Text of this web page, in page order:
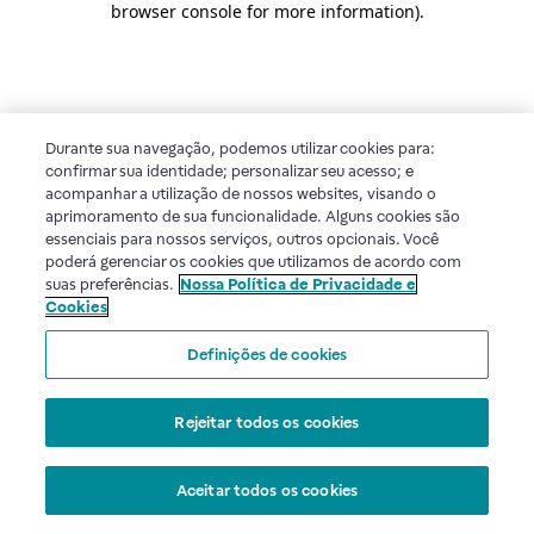
browser console for more information).
Durante sua navegação, podemos utilizar cookies para:
confirmar sua identidade; personalizar seu acesso; e
acompanhar a utilização de nossos websites, visando o
aprimoramento de sua funcionalidade. Alguns cookies são
essenciais para nossos serviços, outros opcionais. Você
poderá gerenciar os cookies que utilizamos de acordo com
suas preferências. Nossa Política de Privacidade e
Cookies
Definições de cookies
Rejeitar todos os cookies
Aceitar todos os cookies